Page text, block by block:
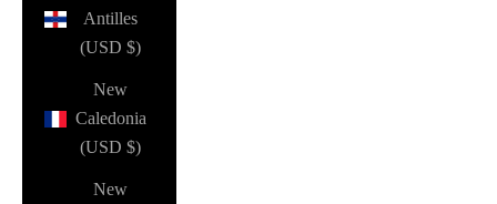
Antilles
(USD $)
New
Caledonia
(USD $)
New